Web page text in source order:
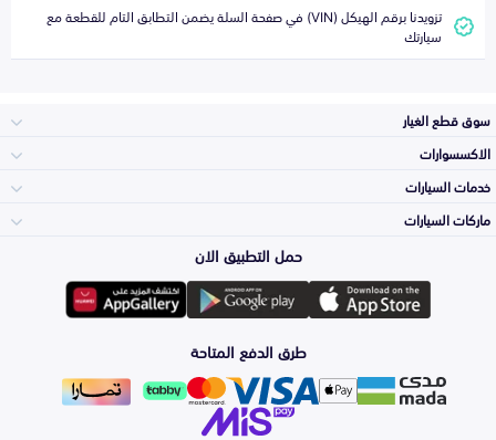
تزويدنا برقم الهيكل (VIN) في صفحة السلة يضمن التطابق التام للقطعة مع
سيارتك
سوق قطع الغيار
المكائن، القيرات
وملحقاتها
الشمعات
والاصطبات (الاضاءة)
الاكسسوارات
لوازم الرحلات
اكسسوارات العناية
خدمات السيارات
الأكثر مبيعاً
التلميع والعناية
ماركات السيارات
تويوتا
هيونداي
حمل التطبيق الان
طرق الدفع المتاحة